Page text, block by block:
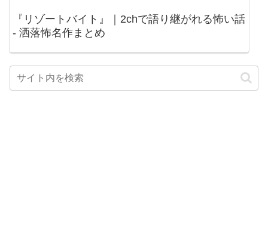
『リゾートバイト』｜2chで語り継がれる怖い話
- 洒落怖名作まとめ